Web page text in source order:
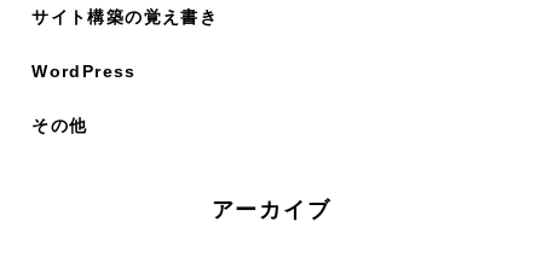
サイト構築の覚え書き
WordPress
その他
アーカイブ